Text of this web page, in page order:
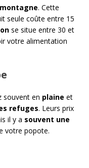
. Cette
seule coûte entre 15
se situe entre 30 et
votre alimentation
souvent en plaine et
refuges. Leurs prix
il y a souvent une
votre popote.